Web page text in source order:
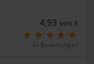
4,93 von 5
44 Bewertungen